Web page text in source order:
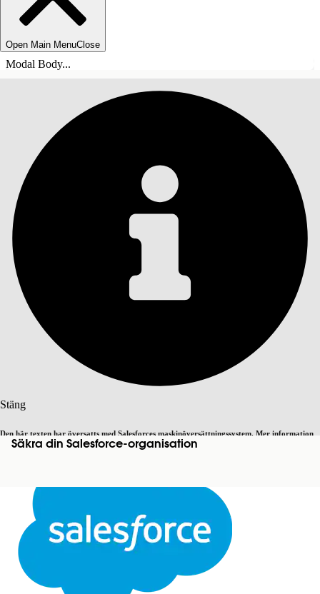
Open Main MenuClose
Modal Body...
Stäng
Den här texten har översatts med Salesforces maskinöversättningssystem. Mer information
. Byt till engelska Inte nu
StängStäng
Säkra din Salesforce-organisation
Innehållsförteckningar
INNEHÅLLSFÖRTECKNINGAR